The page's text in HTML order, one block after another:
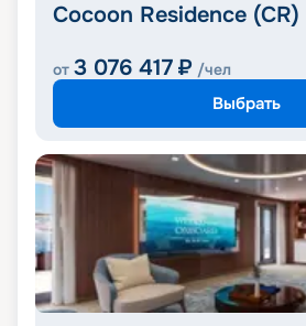
Cocoon Residence (CR)
от 3 076 417 ₽ /чел
Выбрать